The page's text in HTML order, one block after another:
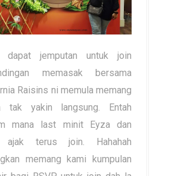
dapat jemputan untuk join
memasak bersama
Raisins ni memula memang
tak yakin langsung. Entah
mana last minit Eyza dan
ajak terus join. Hahahah
memang kami kumpulan